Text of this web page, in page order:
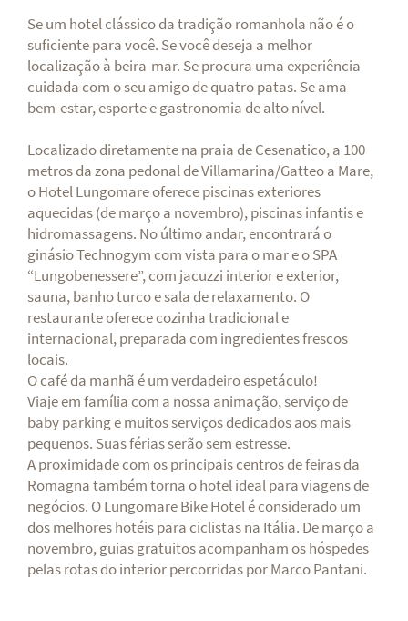
Se um hotel clássico da tradição romanhola não é o
suficiente para você. Se você deseja a melhor
localização à beira-mar. Se procura uma experiência
cuidada com o seu amigo de quatro patas. Se ama
bem-estar, esporte e gastronomia de alto nível.
Localizado diretamente na praia de Cesenatico, a 100
metros da zona pedonal de Villamarina/Gatteo a Mare,
o Hotel Lungomare oferece piscinas exteriores
aquecidas (de março a novembro), piscinas infantis e
hidromassagens. No último andar, encontrará o
ginásio Technogym com vista para o mar e o SPA
“Lungobenessere”, com jacuzzi interior e exterior,
sauna, banho turco e sala de relaxamento. O
restaurante oferece cozinha tradicional e
internacional, preparada com ingredientes frescos
locais.
O café da manhã é um verdadeiro espetáculo!
Viaje em família com a nossa animação, serviço de
baby parking e muitos serviços dedicados aos mais
pequenos. Suas férias serão sem estresse.
A proximidade com os principais centros de feiras da
Romagna também torna o hotel ideal para viagens de
negócios. O Lungomare Bike Hotel é considerado um
dos melhores hotéis para ciclistas na Itália. De março a
novembro, guias gratuitos acompanham os hóspedes
pelas rotas do interior percorridas por Marco Pantani.